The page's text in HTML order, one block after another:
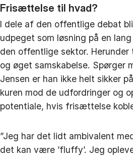
Frisættelse til hvad?
I dele af den offentlige debat
udpeget som løsning på en
den offentlige sektor.
og øget samskabelse. Spørger
Jensen er han ikke helt sikker
kuren mod de udfordringer og
potentiale, hvis frisættelse
”Jeg har det lidt ambivalent
det kan være ’fluffy’. Jeg